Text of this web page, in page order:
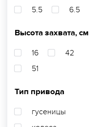
5.5
6.5
Высота захвата, см
16
42
51
Тип привода
гусеницы